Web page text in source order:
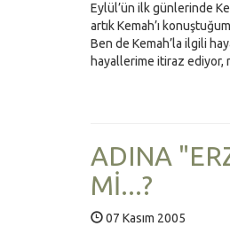
Eylül’ün ilk günlerinde
artık Kemah’ı
Ben de Kemah’la ilgili
hayallerime itiraz ediyor,
ADINA
Mİ...?
07 Kasım 2005